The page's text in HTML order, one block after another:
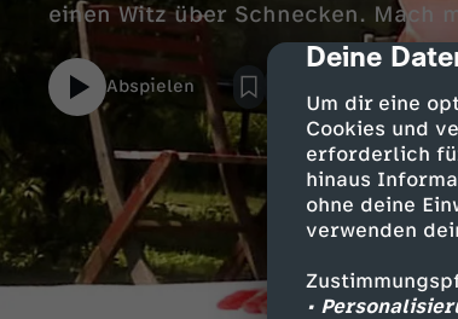
cmp-
Deine
Um dir eine
Cookies und
erforderlich
hinaus
ohne deine
verwenden
•
einen Witz über Schnecken. Mach
Abspielen